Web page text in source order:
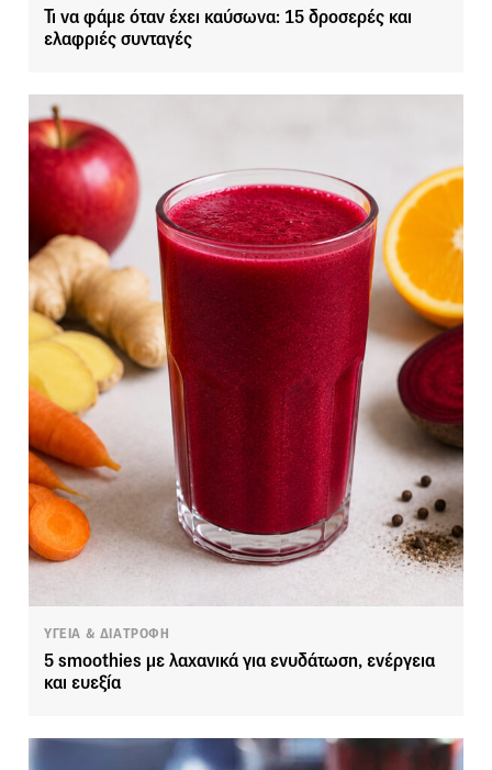
Τι να φάμε όταν έχει καύσωνα: 15 δροσερές και
ελαφριές συνταγές
ΥΓΕΙΑ & ΔΙΑΤΡΟΦΗ
5 smoothies με λαχανικά για ενυδάτωση, ενέργεια
και ευεξία